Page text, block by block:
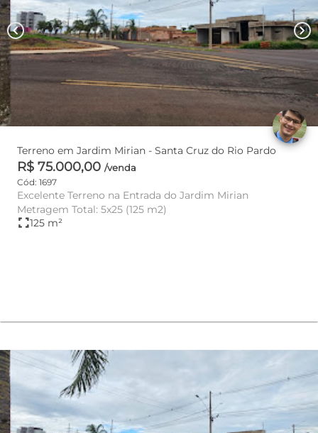
chevron_left chevron_right
Terreno em Jardim Mirian - Santa Cruz do Rio Pardo
R$ 75.000,00 /venda
Cód: 1697
Excelente Terreno na Entrada do Jardim Mirian
Metragem Total: 5x25 (125 m2)
fullscreen125 m²